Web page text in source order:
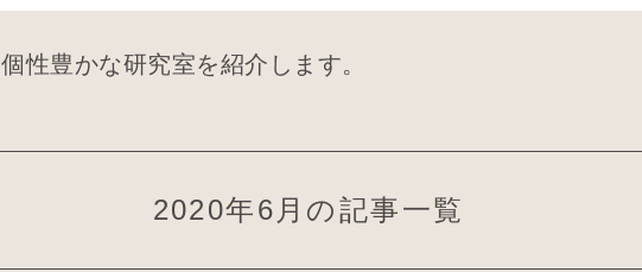
個性豊かな研究室を紹介します。
2020年6月の記事一覧